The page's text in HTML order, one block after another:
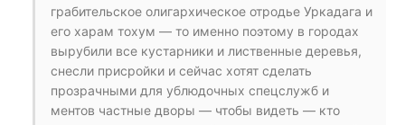
грабительское олигархическое отродье Уркадага и
его харам тохум — то именно поэтому в городах
вырубили все кустарники и лиственные деревья,
снесли присройки и сейчас хотят сделать
прозрачными для ублюдочных спецслужб и
ментов частные дворы — чтобы видеть — кто